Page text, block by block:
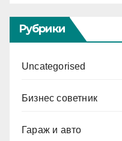
Рубрики
Uncategorised
Бизнес советник
Гараж и авто